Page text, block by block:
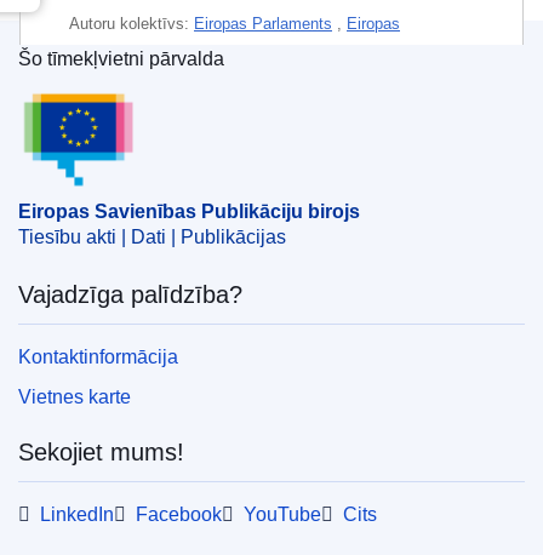
Autoru kolektīvs: Eiropas Parlaments
Eiropas
Savienības Padome
IMMC : PE 4 2018 REV 1
Eiropas Savienības Publikāciju birojs
Šo tīmekļvietni pārvalda
Eiropas Savienības Publikāciju birojs
Tiesību akti | Dati | Publikācijas
Vajadzīga palīdzība?
Kontaktinformācija
Vietnes karte
Sekojiet mums!
LinkedIn Facebook YouTube Cits